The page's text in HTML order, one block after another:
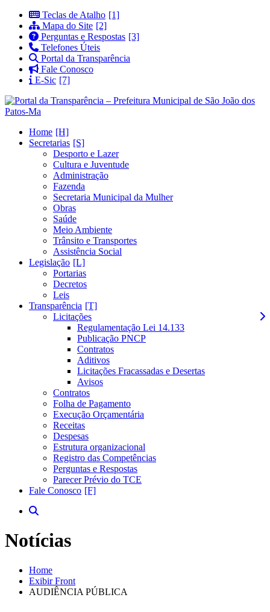
Teclas de Atalho
Mapa do Site
Perguntas e Respostas
Telefones Úteis
Portal da Transparência
Fale Conosco
E-Sic
Home
Secretarias
Desporto e Lazer
Cultura e Juventude
Administração
Fazenda
Secretaria Municipal da Mulher
Obras
Saúde
Meio Ambiente
Trânsito e Transportes
Assistência Social
Legislação
Portarias
Decretos
Leis
Transparência
Licitações
Regulamentação Lei 14.133
Publicação PNCP
Contratos
Aditivos
Licitações Fracassadas e Desertas
Avisos
Contratos
Folha de Pagamento
Execução Orçamentária
Receitas
Despesas
Estrutura organizacional
Registro das Competências
Perguntas e Respostas
Parecer Prévio do TCE
Fale Conosco
Notícias
Home
Exibir Front
AUDIÊNCIA PÚBLICA